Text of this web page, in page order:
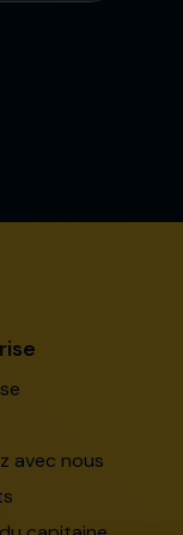
avec nous